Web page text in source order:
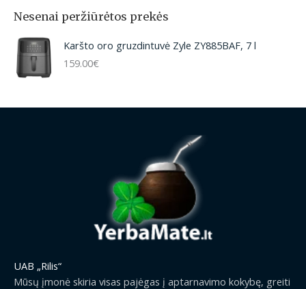
Nesenai peržiūrėtos prekės
Karšto oro gruzdintuvė Zyle ZY885BAF, 7 l
159.00€
UAB „Rilis“
Mūsų įmonė skiria visas pajėgas į aptarnavimo kokybę, greiti